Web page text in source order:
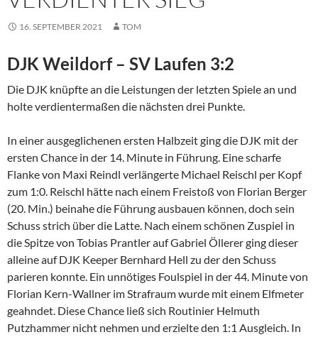
16. SEPTEMBER 2021 TOM
DJK Weildorf – SV Laufen 3:2
Die DJK knüpfte an die Leistungen der letzten Spiele an und
holte verdientermaßen die nächsten drei Punkte.
In einer ausgeglichenen ersten Halbzeit ging die DJK mit der
ersten Chance in der 14. Minute in Führung. Eine scharfe
Flanke von Maxi Reindl verlängerte Michael Reischl per Kopf
zum 1:0. Reischl hätte nach einem Freistoß von Florian Berger
(20. Min.) beinahe die Führung ausbauen können, doch sein
Schuss strich über die Latte. Nach einem schönen Zuspiel in
die Spitze von Tobias Prantler auf Gabriel Öllerer ging dieser
alleine auf DJK Keeper Bernhard Hell zu der den Schuss
parieren konnte. Ein unnötiges Foulspiel in der 44. Minute von
Florian Kern-Wallner im Strafraum wurde mit einem Elfmeter
geahndet. Diese Chance ließ sich Routinier Helmuth
Putzhammer nicht nehmen und erzielte den 1:1 Ausgleich. In